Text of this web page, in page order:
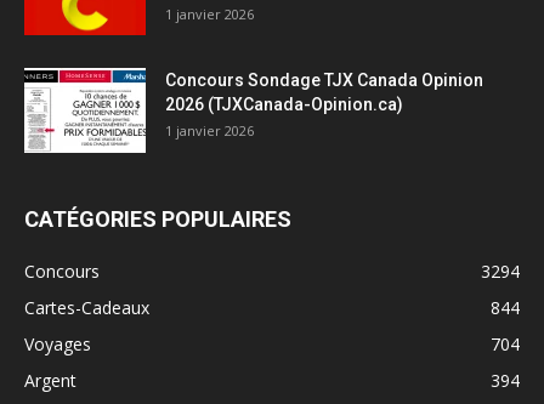
1 janvier 2026
Concours Sondage TJX Canada Opinion
2026 (TJXCanada-Opinion.ca)
1 janvier 2026
CATÉGORIES POPULAIRES
Concours
3294
Cartes-Cadeaux
844
Voyages
704
Argent
394